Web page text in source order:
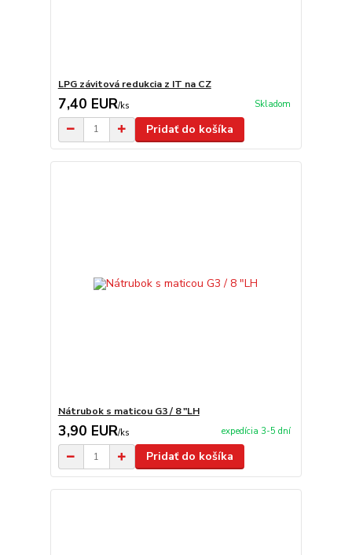
LPG závitová redukcia z IT na CZ
7,40 EUR/ks Skladom
Pridať do košíka
Nátrubok s maticou G3 / 8 "LH
3,90 EUR/ks expedícia 3-5 dní
Pridať do košíka